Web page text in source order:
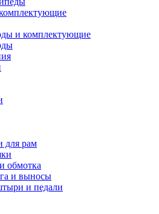
и комплектующие
для рам
обмотка
и выносы
и педали